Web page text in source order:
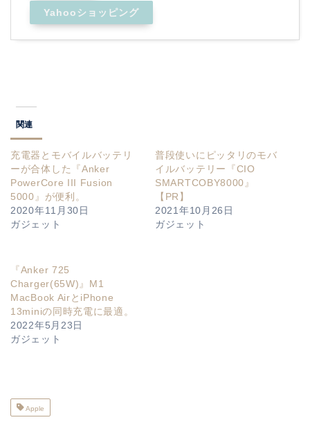
Yahooショッピング
関連
充電器とモバイルバッテリ
ーが合体した『Anker
PowerCore III Fusion
5000』が便利。
2020年11月30日
ガジェット
普段使いにピッタリのモバ
イルバッテリー『CIO
SMARTCOBY8000』
【PR】
2021年10月26日
ガジェット
『Anker 725
Charger(65W)』M1
MacBook AirとiPhone
13miniの同時充電に最適。
2022年5月23日
ガジェット
Apple